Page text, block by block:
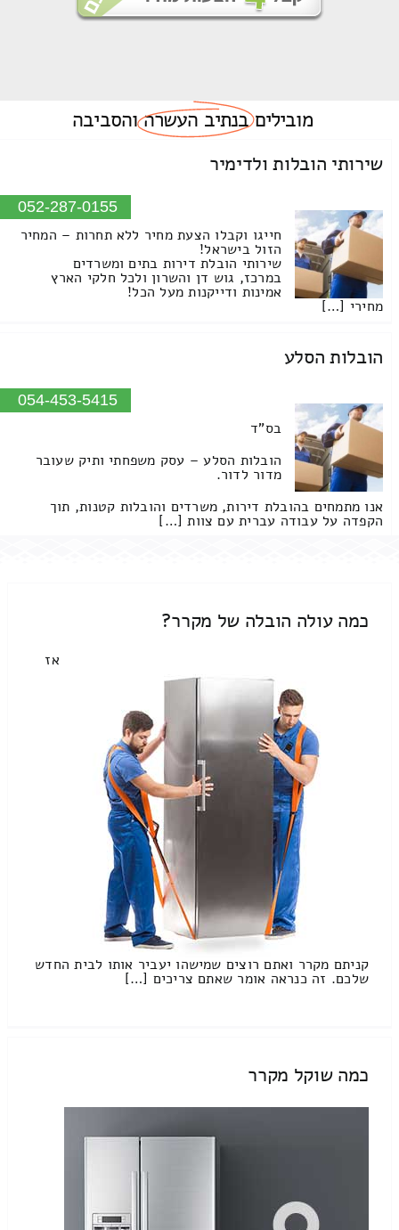
מוביליםבנתיב העשרהוהסביבה
שירותי הובלות ולדימיר
052-287-0155
חייגו וקבלו הצעת מחיר ללא תחרות – המחיר
הזול בישראל!
שירותי הובלת דירות בתים ומשרדים
במרכז, גוש דן והשרון ולכל חלקי הארץ
אמינות ודייקנות מעל הכל!
מחירי […]
הובלות הסלע
054-453-5415
בס"ד
הובלות הסלע – עסק משפחתי ותיק שעובר
מדור לדור.
אנו מתמחים בהובלת דירות, משרדים והובלות קטנות, תוך
הקפדה על עבודה עברית עם צוות […]
כמה עולה הובלה של מקרר?
אז
קניתם מקרר ואתם רוצים שמישהו יעביר אותו לבית החדש
שלכם. זה כנראה אומר שאתם צריכים […]
כמה שוקל מקרר